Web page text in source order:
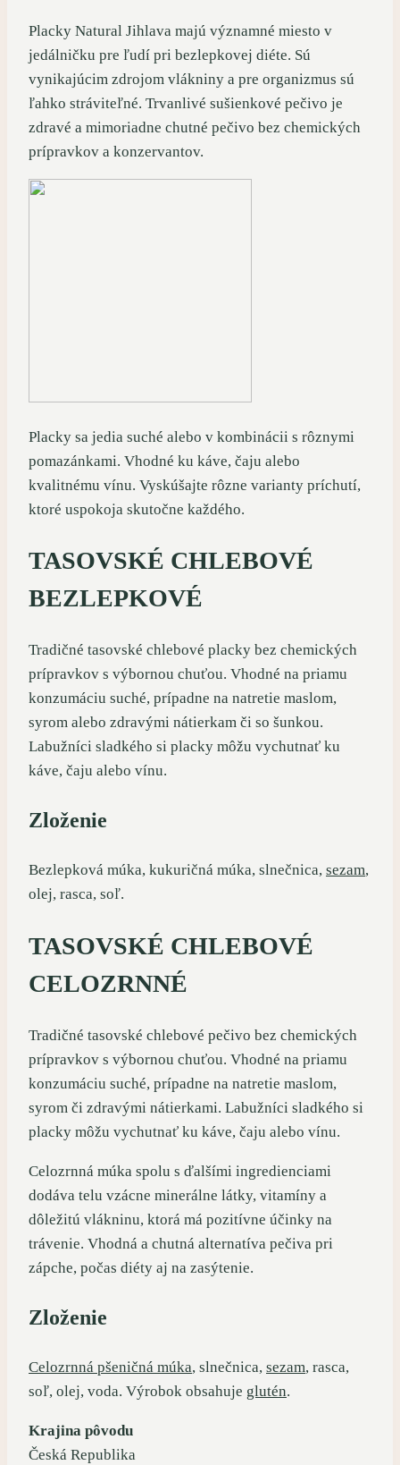
Placky Natural Jihlava majú významné miesto v
jedálničku pre ľudí pri bezlepkovej diéte. Sú
vynikajúcim zdrojom vlákniny a pre organizmus sú
ľahko stráviteľné. Trvanlivé sušienkové pečivo je
zdravé a mimoriadne chutné pečivo bez chemických
prípravkov a konzervantov.
Placky sa jedia suché alebo v kombinácii s rôznymi
pomazánkami. Vhodné ku káve, čaju alebo
kvalitnému vínu. Vyskúšajte rôzne varianty príchutí,
ktoré uspokoja skutočne každého.
TASOVSKÉ CHLEBOVÉ
BEZLEPKOVÉ
Tradičné tasovské chlebové placky bez chemických
prípravkov s výbornou chuťou. Vhodné na priamu
konzumáciu suché, prípadne na natretie maslom,
syrom alebo zdravými nátierkam či so šunkou.
Labužníci sladkého si placky môžu vychutnať ku
káve, čaju alebo vínu.
Zloženie
Bezlepková múka, kukuričná múka, slnečnica, sezam,
olej, rasca, soľ.
TASOVSKÉ CHLEBOVÉ
CELOZRNNÉ
Tradičné tasovské chlebové pečivo bez chemických
prípravkov s výbornou chuťou. Vhodné na priamu
konzumáciu suché, prípadne na natretie maslom,
syrom či zdravými nátierkami. Labužníci sladkého si
placky môžu vychutnať ku káve, čaju alebo vínu.
Celozrnná múka spolu s ďalšími ingredienciami
dodáva telu vzácne minerálne látky, vitamíny a
dôležitú vlákninu, ktorá má pozitívne účinky na
trávenie. Vhodná a chutná alternatíva pečiva pri
zápche, počas diéty aj na zasýtenie.
Zloženie
Celozrnná pšeničná múka, slnečnica, sezam, rasca,
soľ, olej, voda. Výrobok obsahuje glutén.
Krajina pôvodu
Česká Republika